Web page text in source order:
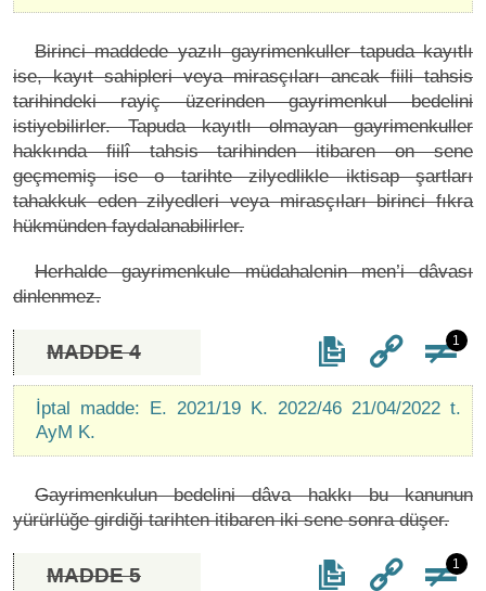
Birinci maddede yazılı gayrimenkuller tapuda kayıtlı
ise, kayıt sahipleri veya mirasçıları ancak fiili tahsis
tarihindeki rayiç üzerinden gayrimenkul bedelini
istiyebilirler. Tapuda kayıtlı olmayan gayrimenkuller
hakkında fiilî tahsis tarihinden itibaren on sene
geçmemiş ise o tarihte zilyedlikle iktisap şartları
tahakkuk eden zilyedleri veya mirasçıları birinci fıkra
hükmünden faydalanabilirler.
Herhalde gayrimenkule müdahalenin men’i dâvası
dinlenmez.
MADDE 4 1
İptal madde: E. 2021/19 K. 2022/46 21/04/2022 t.
AyM K.
Gayrimenkulun bedelini dâva hakkı bu kanunun
yürürlüğe girdiği tarihten itibaren iki sene sonra düşer.
MADDE 5 1